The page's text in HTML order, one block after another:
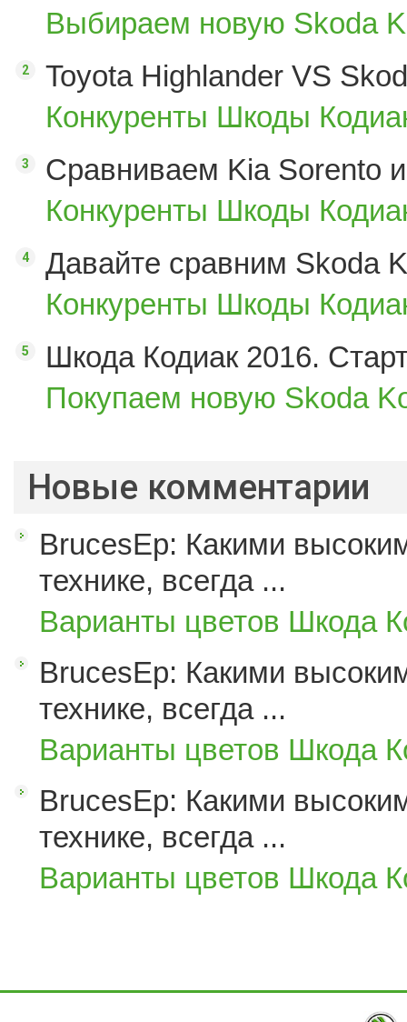
Выбираем новую Skoda
Toyota Highlander VS
Конкуренты Шкоды
Сравниваем Kia Sorento
Конкуренты Шкоды
Давайте сравним Skoda
Конкуренты Шкоды
Шкода Кодиак 2016.
Покупаем новую Skoda
Новые комментарии
BrucesEp: Какими
технике, всегда ...
Варианты цветов Шкода
BrucesEp: Какими
технике, всегда ...
Варианты цветов Шкода
BrucesEp: Какими
технике, всегда ...
Варианты цветов Шкода